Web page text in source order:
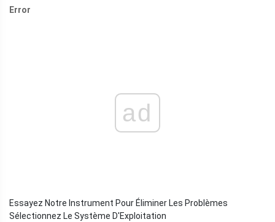
Error
ad
Essayez Notre Instrument Pour Éliminer Les Problèmes
Sélectionnez Le Système D'Exploitation